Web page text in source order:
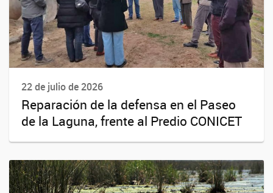
22 de julio de 2026
Reparación de la defensa en el Paseo
de la Laguna, frente al Predio CONICET